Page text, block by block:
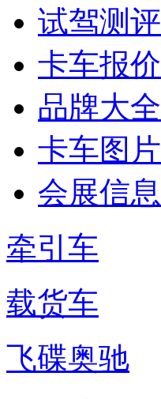
试驾测评
卡车报价
品牌大全
卡车图片
会展信息
牵引车
载货车
飞碟奥驰